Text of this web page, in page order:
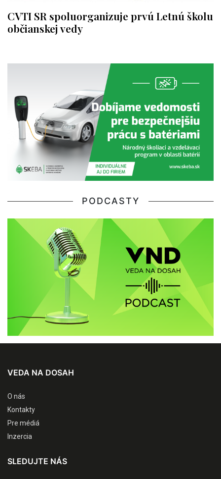
CVTI SR spoluorganizuje prvú Letnú školu
občianskej vedy
PODCASTY
VEDA NA DOSAH
O nás
Kontakty
Pre médiá
Inzercia
SLEDUJTE NÁS